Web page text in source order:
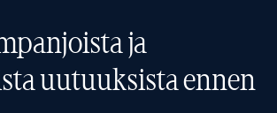
ja
uutuuksista ennen